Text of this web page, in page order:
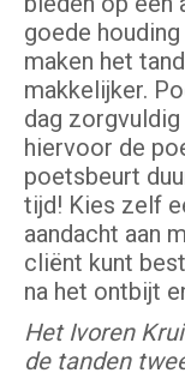
goede
maken het
makkelijker.
dag
hiervoor de
poetsbeurt
tijd! Kies zelf
aandacht aan
cliënt kunt
na het ontbijt
Het Ivoren
de tanden